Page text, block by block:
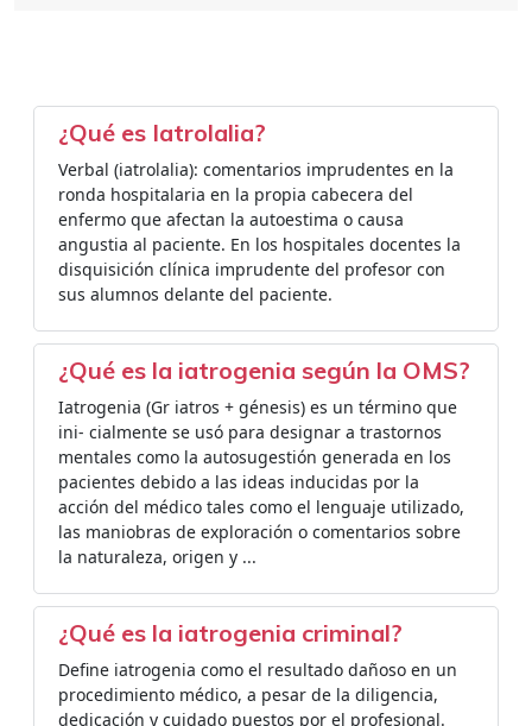
¿Qué es Iatrolalia?
Verbal (iatrolalia): comentarios imprudentes en la
ronda hospitalaria en la propia cabecera del
enfermo que afectan la autoestima o causa
angustia al paciente. En los hospitales docentes la
disquisición clínica imprudente del profesor con
sus alumnos delante del paciente.
¿Qué es la iatrogenia según la OMS?
Iatrogenia (Gr iatros + génesis) es un término que
ini- cialmente se usó para designar a trastornos
mentales como la autosugestión generada en los
pacientes debido a las ideas inducidas por la
acción del médico tales como el lenguaje utilizado,
las maniobras de exploración o comentarios sobre
la naturaleza, origen y ...
¿Qué es la iatrogenia criminal?
Define iatrogenia como el resultado dañoso en un
procedimiento médico, a pesar de la diligencia,
dedicación y cuidado puestos por el profesional.